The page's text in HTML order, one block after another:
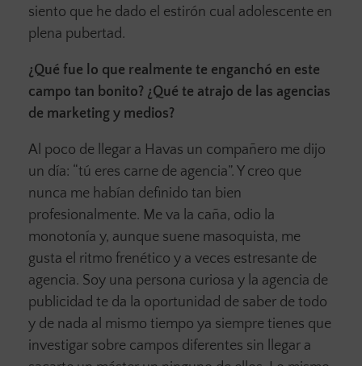
siento que he dado el estirón cual adolescente en
plena pubertad.
¿Qué fue lo que realmente te enganchó en este
campo tan bonito? ¿Qué te atrajo de las agencias
de marketing y medios?
Al poco de llegar a Havas un compañero me dijo
un día: “tú eres carne de agencia”. Y creo que
nunca me habían definido tan bien
profesionalmente. Me va la caña, odio la
monotonía y, aunque suene masoquista, me
gusta el ritmo frenético y a veces estresante de
agencia. Soy una persona curiosa y la agencia de
publicidad te da la oportunidad de saber de todo
y de nada al mismo tiempo ya siempre tienes que
investigar sobre campos diferentes sin llegar a